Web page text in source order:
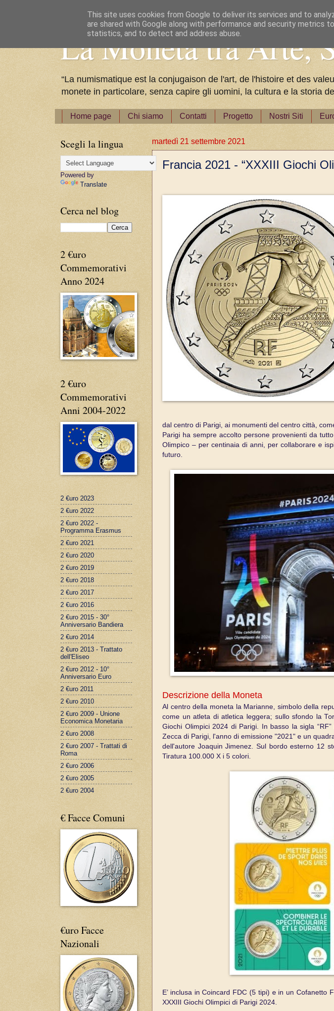
La Moneta tra Arte,
“La numismatique est la conjugaison de l'art, de l'histoire et des
monete in particolare, senza capire gli uomini, la cultura e la storia
Home page Chi siamo Contatti Progetto Nostri Siti
martedì 21 settembre 2021
Francia 2021 - “XXXIII Giochi
dal centro di Parigi, ai monumenti del centro città,
Parigi ha sempre accolto persone provenienti da
Olimpico – per centinaia di anni, per collaborare e
futuro.
Descrizione della Moneta
Al centro della moneta la Marianne, simbolo della
come un atleta di atletica leggera; sullo sfondo la
Giochi Olimpici 2024 di Parigi. In basso la sigla
Zecca di Parigi, l'anno di emissione "2021" e un
dell'autore Joaquin Jimenez. Sul bordo esterno 12
Tiratura 100.000 X i 5 colori.
E’ inclusa in Coincard FDC (5 tipi) e in un Cofanetto
XXXIII Giochi Olimpici di Parigi 2024.
Scegli la lingua
Powered by
Translate
Cerca nel blog
2 €uro
Commemorativi
Anno 2024
2 €uro
Commemorativi
Anni 2004-2022
2 €uro 2023
2 €uro 2022
2 €uro 2022 -
Programma Erasmus
2 €uro 2021
2 €uro 2020
2 €uro 2019
2 €uro 2018
2 €uro 2017
2 €uro 2016
2 €uro 2015 - 30°
Anniversario Bandiera
2 €uro 2014
2 €uro 2013 - Trattato
dell'Eliseo
2 €uro 2012 - 10°
Anniversario Euro
2 €uro 2011
2 €uro 2010
2 €uro 2009 - Unione
Economica Monetaria
2 €uro 2008
2 €uro 2007 - Trattati di
Roma
2 €uro 2006
2 €uro 2005
2 €uro 2004
€ Facce Comuni
€uro Facce
Nazionali
This site uses cookies from Google to deliver its services and to
are shared with Google along with performance and security metrics
statistics, and to detect and address abuse.